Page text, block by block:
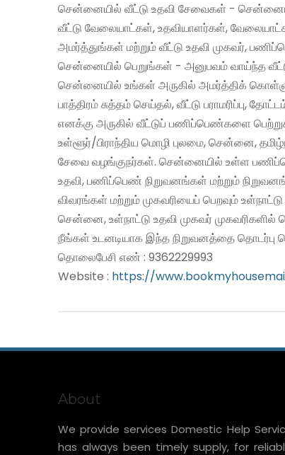
சென்னையில் வீட்டு உதவி சேவைகள் -
வீட்டு வேலையாட்கள், உதவியாளர்கள்,
அமர்த்துங்கள் மற்றும் வீட்டு உதவி முகவர்,
சென்னையில் பெறுங்கள் - அனுபவம் வாய்ந்த
சென்னையில் உங்கள் அருகில் அமர்த்திக்
பாத்திரம் சுத்தம் செய்தல், வீட்டு பராமரிப்பு,
எனக்கு அருகில் வீட்டுப் பணிப்பெண்களை
உள்ளூர்/பிராந்திய மொழி புலமை, சென்னை,
சேவை வழங்குநர்கள். சென்னையில் உள்ள
உதவி, பணிப்பெண் நிறுவனங்கள் மற்றும்
விவரங்கள் மற்றும் முகவரியைப் பெறவும்
சென்னை, உள்நாட்டு உதவி முகவர்
நீங்கள் உடனடியாக இந்த நிறுவனத்தை
தொலைபேசி எண் : 9362229993
Website : https://
About
We provide services Domestic Help
has always been timely supply, for